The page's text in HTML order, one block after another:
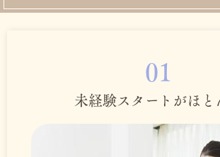
01
未経験スタートがほと